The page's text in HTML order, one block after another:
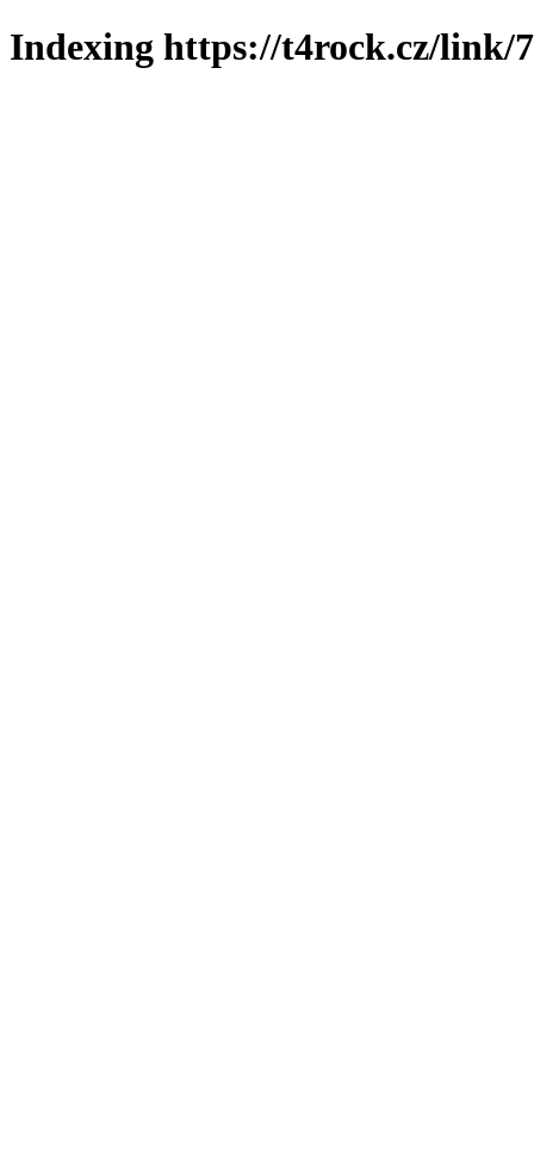
Indexing https://t4rock.cz/link/